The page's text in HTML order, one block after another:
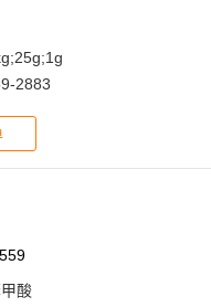
2883
酸